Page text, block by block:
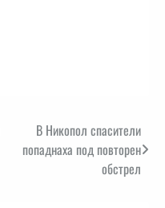
В Никопол спасители
попаднаха под повторен
обстрел